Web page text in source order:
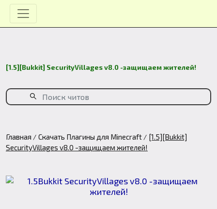
[1.5][Bukkit] SecurityVillages v8.0 -защищаем жителей!
Главная Скачать Плагины для Minecraft
[1.5][Bukkit]
SecurityVillages v8.0 -защищаем жителей!